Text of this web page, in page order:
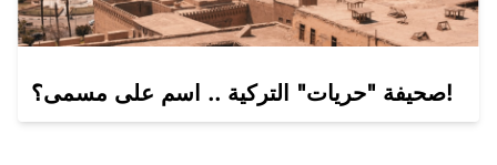
صحيفة "حريات" التركية .. اسم على مسمى؟َ!